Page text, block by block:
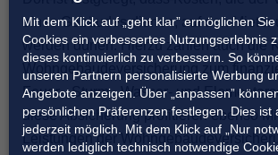
Mit dem Klick auf „geht klar” ermöglichen
Cookies ein verbessertes Nutzungserlebnis
dieses kontinuierlich zu verbessern. So
unseren Partnern personalisierte Werbung
Angebote anzeigen. Über „anpassen”
persönlichen Präferenzen festlegen. Dies ist
jederzeit möglich. Mit dem Klick auf „Nur
werden lediglich technisch notwendige
eines Gebäudes dienen, auf den Mieter
werden dürfen. Hierzu zählen auch die
Wohngebäudeversicherung zum
Feuer-, Sturm-, Wasser- und
diese Absicherung profitieren ebenso
Leistungen der